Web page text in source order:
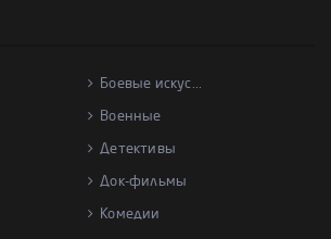
Боевые искус...
Военные
Детективы
Док-фильмы
Комедии